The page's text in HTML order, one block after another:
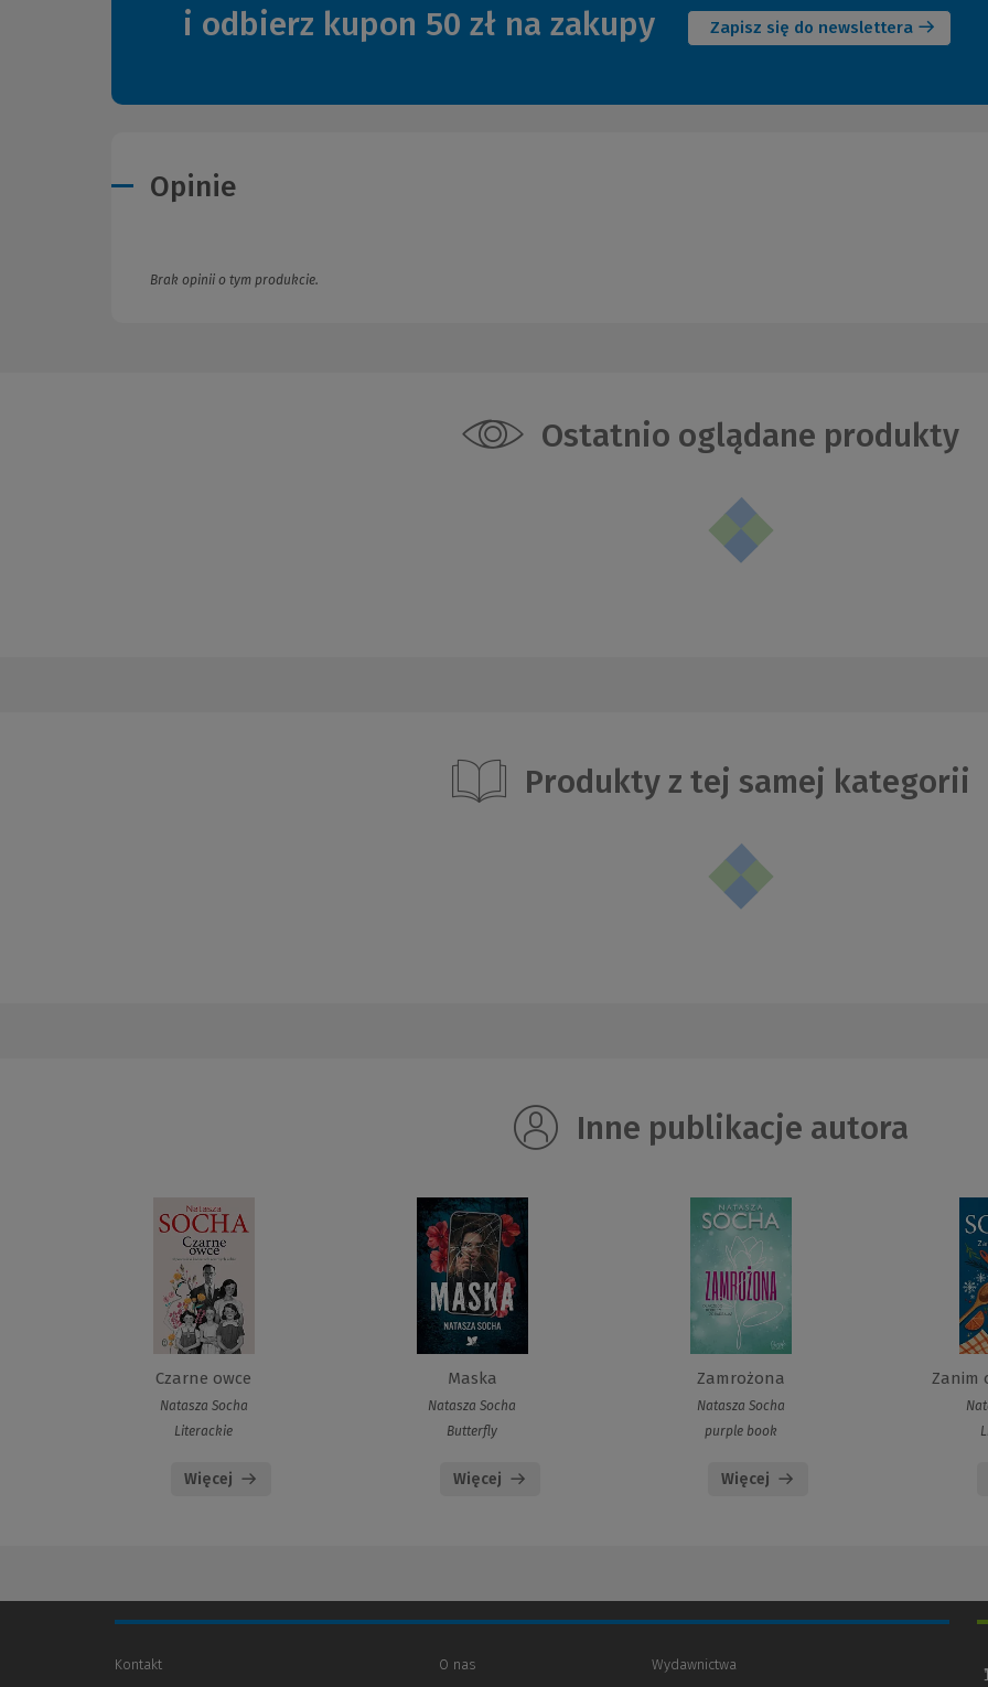
i odbierz kupon 50 zł na zakupy Zapisz się do newslettera
okno)
Opinie
Brak opinii o tym produkcie.
Ostatnio oglądane produkty
Produkty z tej samej kategorii
Inne publikacje autora
Czarne owce
Natasza Socha
Literackie
Więcej
Maska
Natasza Socha
Butterfly
Więcej
Zamrożona
Natasza Socha
purple book
Więcej
Zanim
Kontakt
O nas
Wydawnictwa